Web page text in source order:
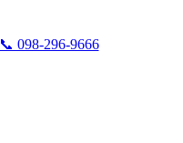
📞 098-296-9666